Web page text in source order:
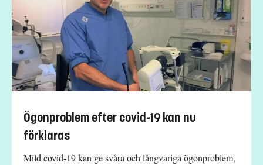
Ögonproblem efter covid-19 kan nu
förklaras
Mild covid-19 kan ge svåra och långvariga ögonproblem,